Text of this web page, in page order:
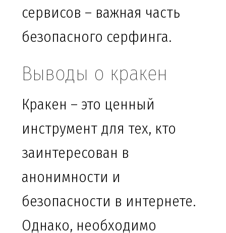
сервисов – важная часть
безопасного серфинга.
Выводы о кракен
Кракен – это ценный
инструмент для тех, кто
заинтересован в
анонимности и
безопасности в интернете.
Однако, необходимо